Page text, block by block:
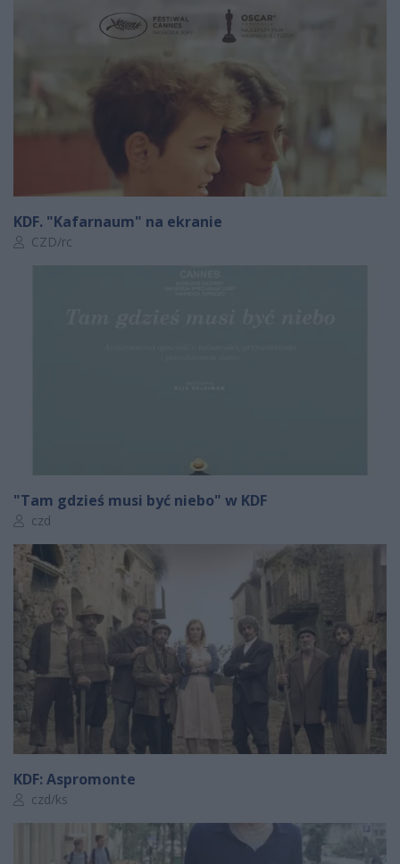
KDF. "Kafarnaum" na ekranie
Autor artykułu:
CZD/rc
"Tam gdzieś musi być niebo" w KDF
Autor artykułu:
czd
KDF: Aspromonte
Autor artykułu:
czd/ks